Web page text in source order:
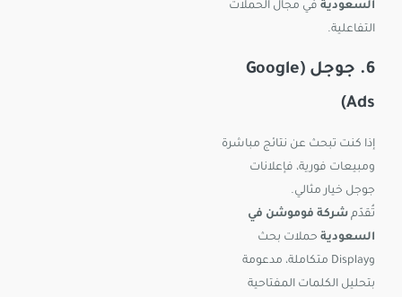
السعودية في مجال الحملات
التفاعلية.
6. جوجل (Google
Ads)
إذا كنت تبحث عن نتائج مباشرة
ومبيعات فورية، فإعلانات
جوجل خيار مثالي.
تُقدّم شركة فوموشن في
السعودية حملات بحث
وDisplay متكاملة، مدعومة
بتحليل الكلمات المفتاحية